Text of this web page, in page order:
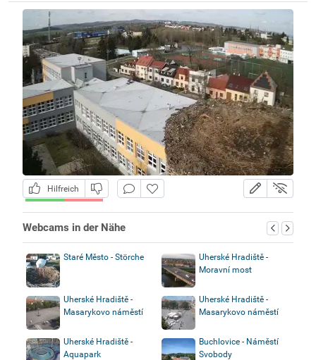
Hilfreich
Webcams in der Nähe
Staré Město - Störche
Uherské Hradiště -
Moravní most
Uherské Hradiště -
Masarykovo náměstí
Uherské Hradiště -
Masarykovo náměstí
Uherské Hradiště -
Aquapark
Buchlovice - Náměstí
Svobody